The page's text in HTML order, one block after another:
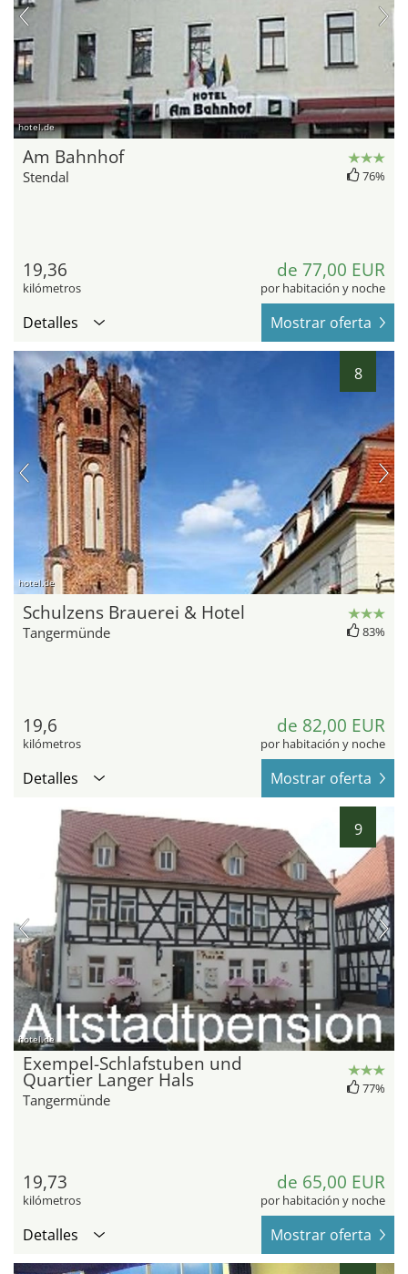
hotel.de
Am Bahnhof
Stendal 76%
19,36
kilómetros
de 77,00 EUR
por habitación y noche
Detalles Mostrar oferta
8
hotel.de
Schulzens Brauerei & Hotel
Tangermünde 83%
19,6
kilómetros
de 82,00 EUR
por habitación y noche
Detalles Mostrar oferta
9
hotel.de
Exempel-Schlafstuben und
Quartier Langer Hals
Tangermünde
77%
19,73
kilómetros
de 65,00 EUR
por habitación y noche
Detalles Mostrar oferta